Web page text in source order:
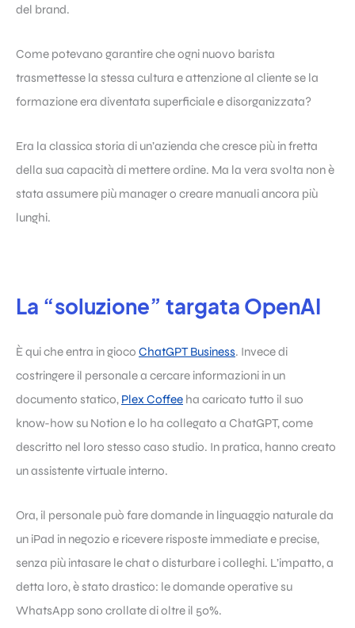
del brand.
Come potevano garantire che ogni nuovo barista
trasmettesse la stessa cultura e attenzione al cliente se la
formazione era diventata superficiale e disorganizzata?
Era la classica storia di un’azienda che cresce più in fretta
della sua capacità di mettere ordine. Ma la vera svolta non è
stata assumere più manager o creare manuali ancora più
lunghi.
La “soluzione” targata OpenAI
È qui che entra in gioco ChatGPT Business. Invece di
costringere il personale a cercare informazioni in un
documento statico, Plex Coffee ha caricato tutto il suo
know-how su Notion e lo ha collegato a ChatGPT, come
descritto nel loro stesso caso studio. In pratica, hanno creato
un assistente virtuale interno.
Ora, il personale può fare domande in linguaggio naturale da
un iPad in negozio e ricevere risposte immediate e precise,
senza più intasare le chat o disturbare i colleghi. L’impatto, a
detta loro, è stato drastico: le domande operative su
WhatsApp sono crollate di oltre il 50%.